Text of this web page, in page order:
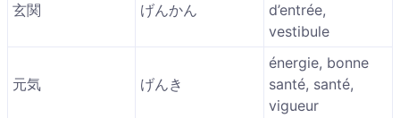
玄関 げんかん
d’entrée,
vestibule
元気 げんき
énergie, bonne
santé, santé,
vigueur